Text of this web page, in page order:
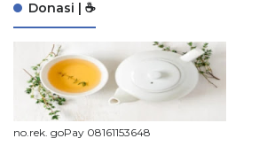
Donasi | ☕
no.rek. goPay 08161153648